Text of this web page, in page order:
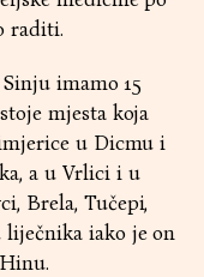
raditi.
imamo 15
mjesta koja
u Dicmu i
a u Vrlici i u
Brela, Tučepi,
liječnika iako je on